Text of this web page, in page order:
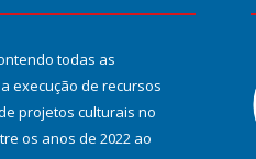
todas as
execução de recursos
projetos culturais no
os anos de 2022 ao